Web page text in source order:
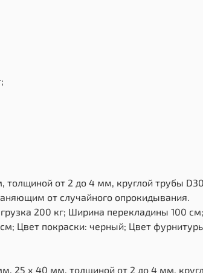
от 2 до 4 мм, круглой трубы
от случайного опрокидывания.
200 кг; Ширина перекладины 100
Цвет покраски: черный; Цвет
25 х 40 мм, толщиной от 2 до 4 мм,